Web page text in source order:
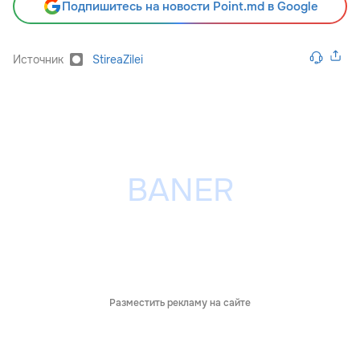
Подпишитесь на новости Point.md в Google
Источник StireaZilei
Разместить рекламу на сайте